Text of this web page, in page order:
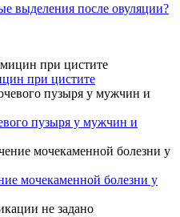
выделения после овуляции?
при цистите
пузыря у мужчин и
мочекаменной болезни у